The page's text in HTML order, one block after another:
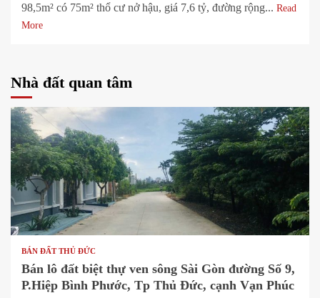
98,5m² có 75m² thổ cư nở hậu, giá 7,6 tỷ, đường rộng... Read
More
Nhà đất quan tâm
1 min read
BÁN ĐẤT THỦ ĐỨC
Bán lô đất biệt thự ven sông Sài Gòn đường Số 9,
P.Hiệp Bình Phước, Tp Thủ Đức, cạnh Vạn Phúc